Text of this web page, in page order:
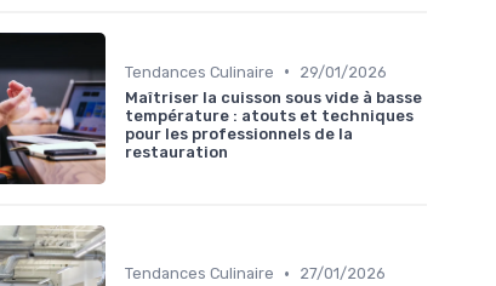
Tendances Culinaire •
29/01/2026
Maîtriser la cuisson sous vide à basse
température : atouts et techniques
pour les professionnels de la
restauration
Tendances Culinaire •
27/01/2026